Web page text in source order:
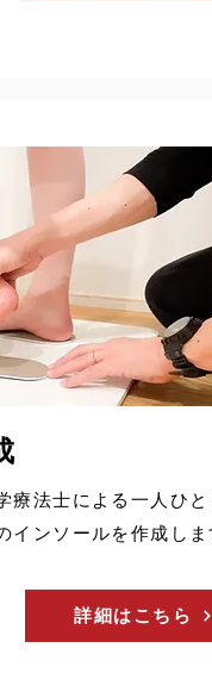
療法士による一人ひと
インソールを作成しま
詳細はこちら